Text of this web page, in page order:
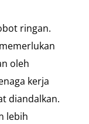
ringan.
oleh
kerja
diandalkan.
lebih